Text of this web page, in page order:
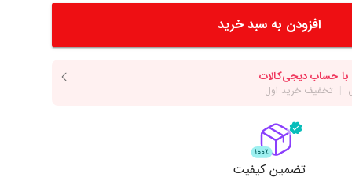
انواع روغن
نمایش همه محصولات
انواع ادویه
نمایش همه محصولات
افزودن به سبد خرید
تضمین کیفیت